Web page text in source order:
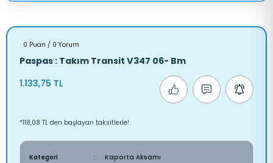
0 Puan / 0 Yorum
Paspas : Takım Transit V347 06- Bm
1.133,75 TL
*118,08 TL den başlayan taksitlerle!
Kategori
Kaporta Aksamı